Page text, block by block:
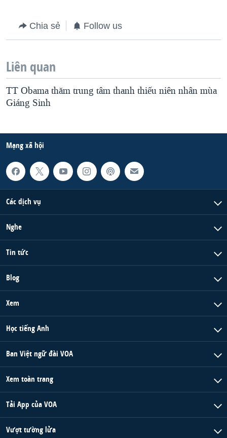
Chia sẻ Follow us
Liên quan
TT Obama thăm trung tâm thanh thiếu niên nhân mùa
Giáng Sinh
Mạng xã hội
Các dịch vụ
Nghe
Tin tức
Blog
Xem
Học tiếng Anh
Ban Việt ngữ đài VOA
Xem toàn trang
Tải App của VOA
Vượt tường lửa